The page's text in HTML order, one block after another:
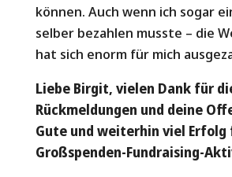
können. Auch wenn ich sogar
selber bezahlen musste – die
hat sich enorm für mich
Liebe Birgit, vielen Dank für
Rückmeldungen und deine
Gute und weiterhin viel Erfolg
Großspenden-Fundraising-